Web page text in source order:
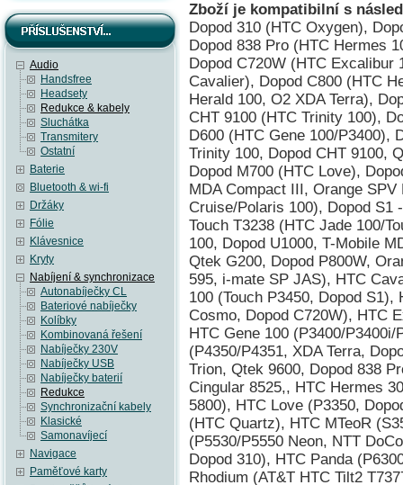
Audio
Handsfree
Headsety
Redukce & kabely
Sluchátka
Transmitery
Ostatní
Baterie
Bluetooth & wi-fi
Držáky
Fólie
Klávesnice
Kryty
Nabíjení & synchronizace
Autonabíječky CL
Bateriové nabíječky
Kolíbky
Kombinovaná řešení
Nabíječky 230V
Nabíječky USB
Nabíječky baterií
Redukce
Synchronizační kabely
Klasické
Samonavíjecí
Navigace
Paměťové karty
Zboží je kompatibilní s
Dopod 310 (HTC Oxygen),
Dopod 838 Pro (HTC Hermes
Dopod C720W (HTC Excalibur
Cavalier), Dopod C800 (HTC
Herald 100, O2 XDA Terra),
CHT 9100 (HTC Trinity 100),
D600 (HTC Gene 100/P3400),
Trinity 100, Dopod CHT 9100,
Dopod M700 (HTC Love),
MDA Compact III, Orange
Cruise/Polaris 100), Dopod S1
Touch T3238 (HTC Jade 100/
100, Dopod U1000, T-Mobile
Qtek G200, Dopod P800W,
595, i-mate SP JAS), HTC
100 (Touch P3450, Dopod
Cosmo, Dopod C720W), HTC
HTC Gene 100 (P3400/
(P4350/P4351, XDA Terra,
Trion, Qtek 9600, Dopod 838
Cingular 8525,, HTC Hermes
5800), HTC Love (P3350,
(HTC Quartz), HTC MTeoR
(P5530/P5550 Neon, NTT
Dopod 310), HTC Panda
Rhodium (AT&T HTC Tilt2